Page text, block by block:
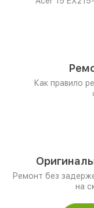
Как правило
Ремонт без
на